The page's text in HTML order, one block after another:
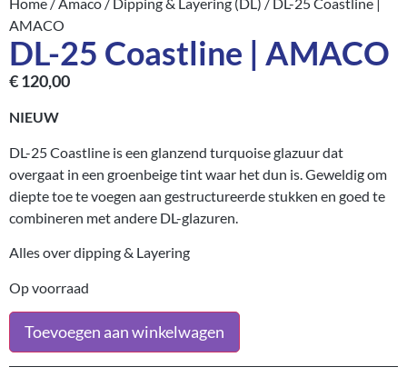
AMACO
DL-25 Coastline | AMACO
€120,00
NIEUW
DL-25 Coastline is een glanzend turquoise glazuur dat
overgaat in een groenbeige tint waar het dun is. Geweldig om
diepte toe te voegen aan gestructureerde stukken en goed te
combineren met andere DL-glazuren.
Alles over dipping & Layering
Op voorraad
Toevoegen aan winkelwagen